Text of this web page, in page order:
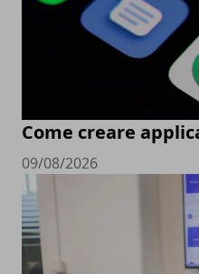
Come creare
09/08/2026